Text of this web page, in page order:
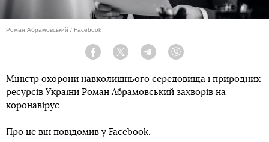
Роман Абрамовський / Facebook
Facebook Twitter Telegram
Міністр охорони навколишнього середовища і природних
ресурсів України Роман Абрамовський захворів на
коронавірус.
Про це він повідомив у Facebook.